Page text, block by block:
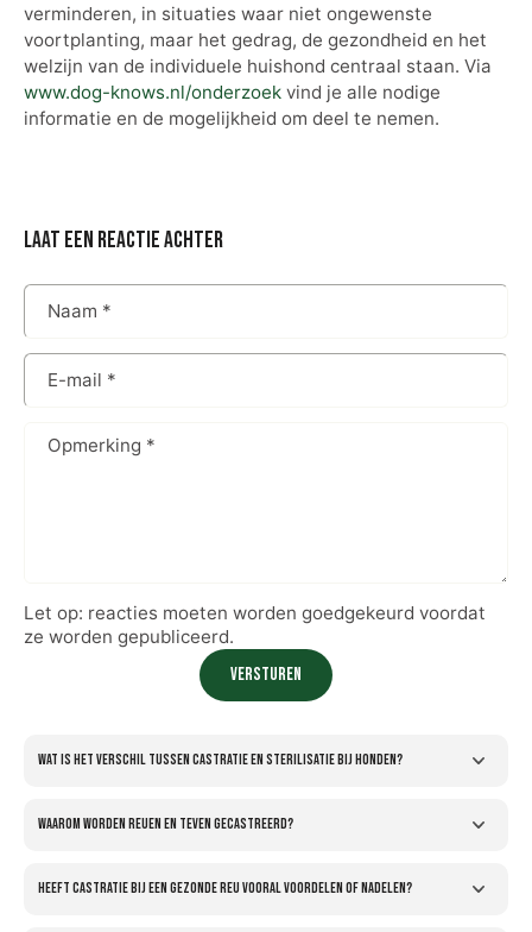
verminderen, in situaties waar niet ongewenste
voortplanting, maar het gedrag, de gezondheid en het
welzijn van de individuele huishond centraal staan. Via
www.dog-knows.nl/onderzoek vind je alle nodige
informatie en de mogelijkheid om deel te nemen.
laat een reactie achter
Naam *
E-mail *
Opmerking *
Let op: reacties moeten worden goedgekeurd voordat
ze worden gepubliceerd.
Versturen
Wat is het verschil tussen castratie en sterilisatie bij honden?
Waarom worden reuen en teven gecastreerd?
Heeft castratie bij een gezonde reu vooral voordelen of nadelen?